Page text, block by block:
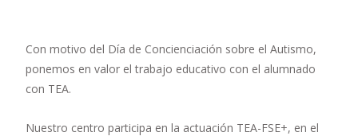
Con motivo del Día de Concienciación sobre el Autismo,
ponemos en valor el trabajo educativo con el alumnado
con TEA.
Nuestro centro participa en la actuación TEA-FSE+, en el